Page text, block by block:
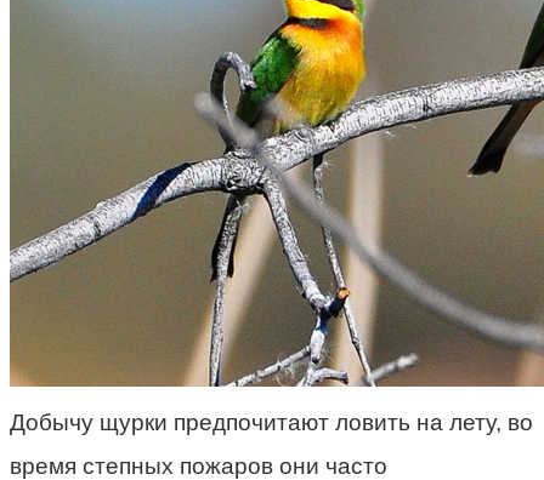
Добычу щурки предпочитают ловить на лету, во
время степных пожаров они часто